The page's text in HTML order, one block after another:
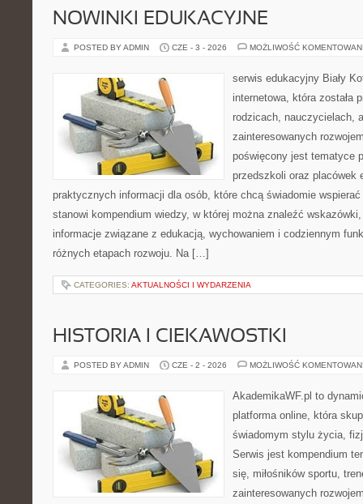
NOWINKI EDUKACYJNE
POSTED BY ADMIN CZE - 3 - 2026 MOŻLIWOŚĆ
serwis edukacyjny Biały
internetowa, która została
rodzicach, nauczycielach,
zainteresowanych
poświęcony jest tematyce
przedszkoli oraz placówek
praktycznych informacji dla osób, które chcą świadomie
stanowi kompendium wiedzy, w której można znaleźć
informacje związane z edukacją, wychowaniem i codziennym
różnych etapach rozwoju. Na […]
CATEGORIES: AKTUALNOŚCI I WYDARZENIA
HISTORIA I CIEKAWOSTKI
POSTED BY ADMIN CZE - 2 - 2026 MOŻLIWOŚĆ
AkademikaWF.pl to
platforma online, która
świadomym stylu życia,
Serwis jest kompendium
się, miłośników sportu,
zainteresowanych